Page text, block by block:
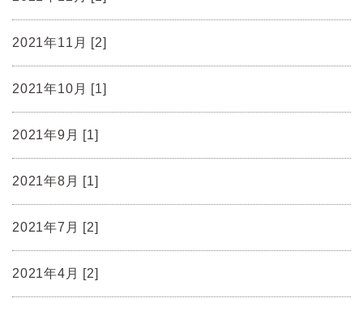
2021年11月 [2]
2021年10月 [1]
2021年9月 [1]
2021年8月 [1]
2021年7月 [2]
2021年4月 [2]